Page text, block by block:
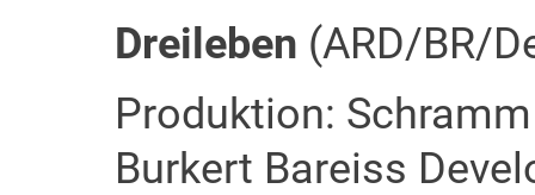
Dreileben (ARD/BR/
Produktion:
Burkert Bareiss